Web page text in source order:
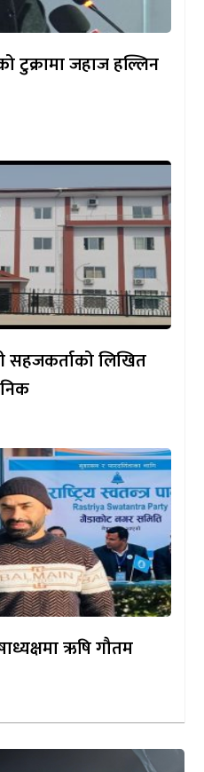
टुक्रामा जहाज हल्लिन
सहजकर्ताको लिखित
ऋषि गौतम